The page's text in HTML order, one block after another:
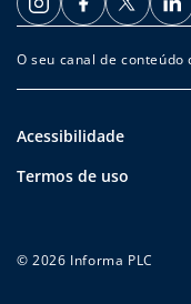
O seu canal de conteúdo
Acessibilidade
Termos de uso
© 2026 Informa PLC